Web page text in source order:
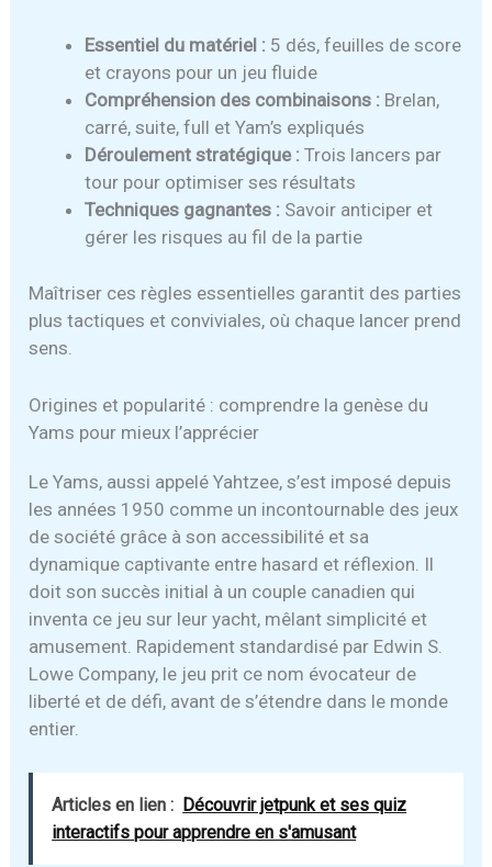
Essentiel du matériel : 5 dés, feuilles de score
et crayons pour un jeu fluide
Compréhension des combinaisons : Brelan,
carré, suite, full et Yam’s expliqués
Déroulement stratégique : Trois lancers par
tour pour optimiser ses résultats
Techniques gagnantes : Savoir anticiper et
gérer les risques au fil de la partie
Maîtriser ces règles essentielles garantit des parties
plus tactiques et conviviales, où chaque lancer prend
sens.
Origines et popularité : comprendre la genèse du
Yams pour mieux l’apprécier
Le Yams, aussi appelé Yahtzee, s’est imposé depuis
les années 1950 comme un incontournable des jeux
de société grâce à son accessibilité et sa
dynamique captivante entre hasard et réflexion. Il
doit son succès initial à un couple canadien qui
inventa ce jeu sur leur yacht, mêlant simplicité et
amusement. Rapidement standardisé par Edwin S.
Lowe Company, le jeu prit ce nom évocateur de
liberté et de défi, avant de s’étendre dans le monde
entier.
Articles en lien : Découvrir jetpunk et ses quiz
interactifs pour apprendre en s'amusant